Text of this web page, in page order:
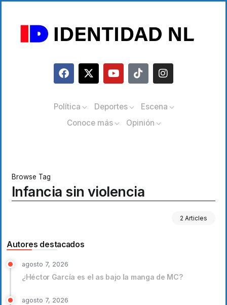
Política Deportes
Escena
Conoce más
Opinión
Browse Tag
Infancia sin violencia
2 Articles
Autores destacados
agosto 7, 2026
¿Héctor García es el as bajo la manga de MC?
agosto 7, 2026